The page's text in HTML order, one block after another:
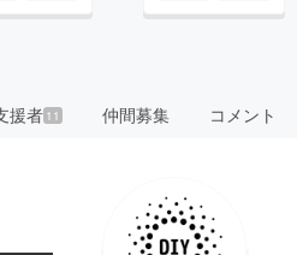
援者 11 仲間募集 コメント